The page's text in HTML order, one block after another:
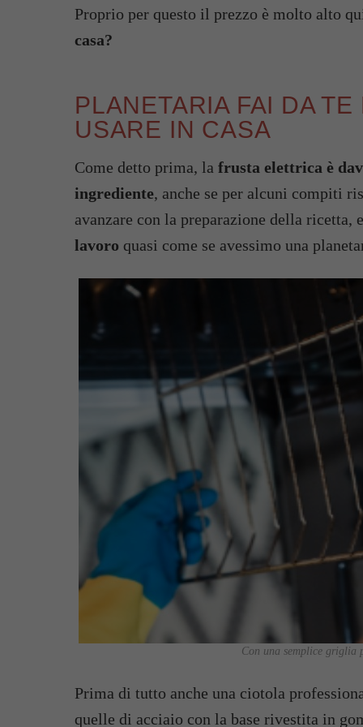
Proprio per questo il prezzo è molto alto
casa?
PLANETARIA FAI DA
USARE IN CASA
Come detto prima, la frusta elettrica è
ingrediente, anche se per alcuni compiti
avanzare con la preparazione della ricetta,
lavoro quasi come se avessimo una
Con una semplice griglia
Prima di tutto anche una ciotola
quelle di acciaio con la base rivestita in